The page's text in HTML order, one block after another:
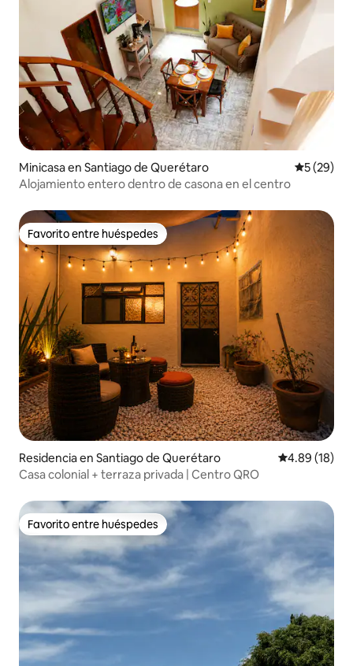
Minicasa en Santiago de Querétaro
5 (29)
Alojamiento entero dentro de casona en el centro
Favorito entre huéspedes
Favorito entre huéspedes
Residencia en Santiago de Querétaro Calificación
4.89 (18)
Casa colonial + terraza privada | Centro QRO
Favorito entre huéspedes
Favorito entre huéspedes